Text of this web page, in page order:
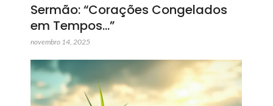
Sermão: “Corações Congelados
em Tempos…”
novembro 14, 2025